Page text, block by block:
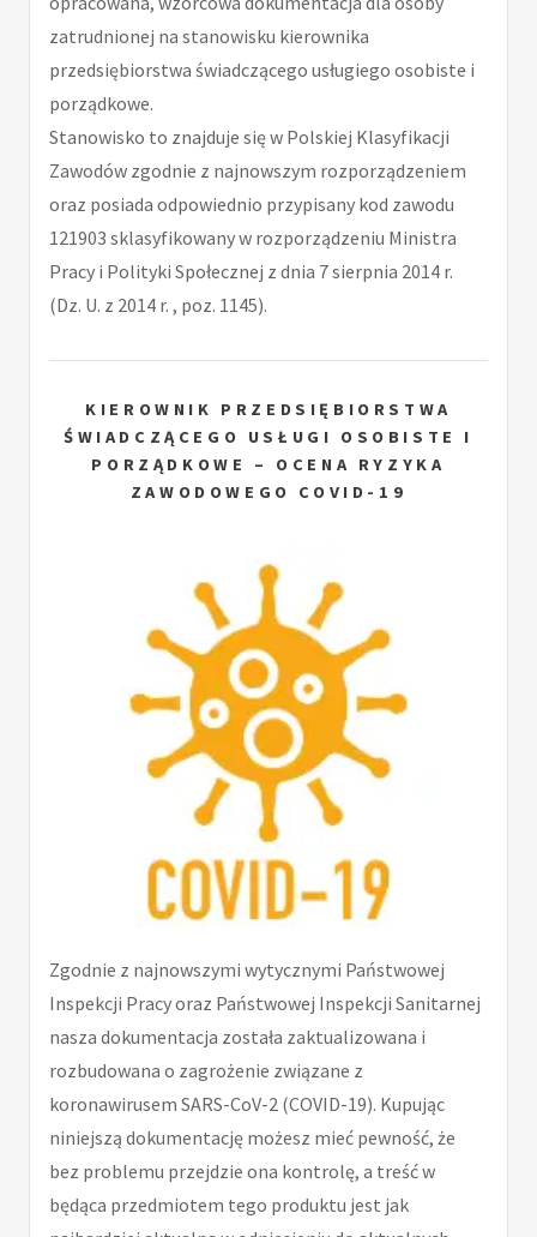
zatrudnionej na stanowisku kierownika
przedsiębiorstwa świadczącego usługiego osobiste i
porządkowe.
Stanowisko to znajduje się w Polskiej Klasyfikacji
Zawodów zgodnie z najnowszym rozporządzeniem
oraz posiada odpowiednio przypisany kod zawodu
121903 sklasyfikowany w rozporządzeniu Ministra
Pracy i Polityki Społecznej z dnia 7 sierpnia 2014 r.
(Dz. U. z 2014 r. , poz. 1145).
KIEROWNIK PRZEDSIĘBIORSTWA
ŚWIADCZĄCEGO USŁUGI OSOBISTE I
PORZĄDKOWE – OCENA RYZYKA
ZAWODOWEGO COVID-19
Zgodnie z najnowszymi wytycznymi Państwowej
Inspekcji Pracy oraz Państwowej Inspekcji Sanitarnej
nasza dokumentacja została zaktualizowana i
rozbudowana o zagrożenie związane z
koronawirusem SARS-CoV-2 (COVID-19). Kupując
niniejszą dokumentację możesz mieć pewność, że
bez problemu przejdzie ona kontrolę, a treść w
będąca przedmiotem tego produktu jest jak